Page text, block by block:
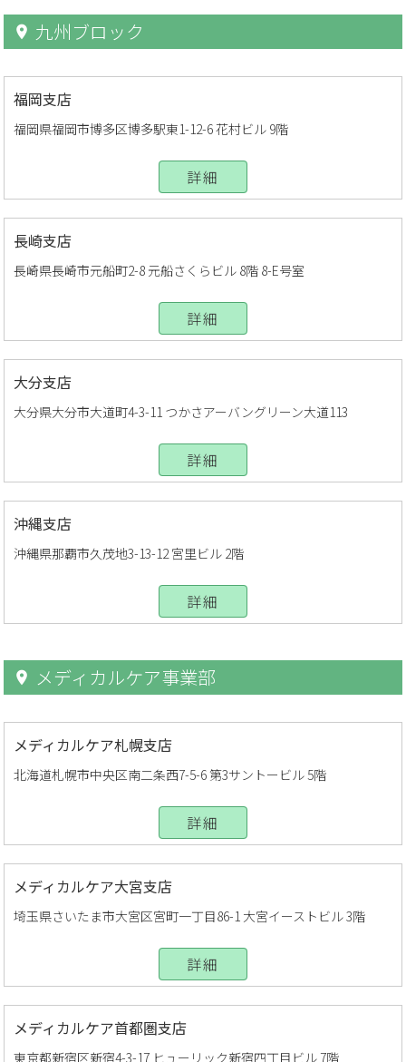
九州ブロック
福岡支店
福岡県福岡市博多区博多駅東1-12-6 花村ビル 9階
詳細
長崎支店
長崎県長崎市元船町2-8 元船さくらビル 8階 8-E号室
詳細
大分支店
大分県大分市大道町4-3-11 つかさアーバングリーン大道113
詳細
沖縄支店
沖縄県那覇市久茂地3-13-12 宮里ビル 2階
詳細
メディカルケア事業部
メディカルケア札幌支店
北海道札幌市中央区南二条西7-5-6 第3サントービル 5階
詳細
メディカルケア大宮支店
埼玉県さいたま市大宮区宮町一丁目86-1 大宮イーストビル 3階
詳細
メディカルケア首都圏支店
東京都新宿区新宿4-3-17 ヒューリック新宿四丁目ビル 7階